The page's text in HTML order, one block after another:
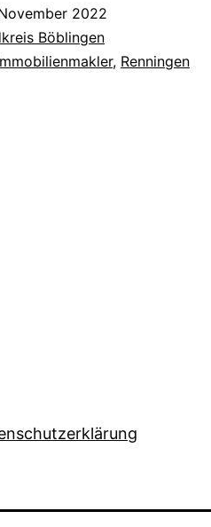
2022
Böblingen
, Renningen